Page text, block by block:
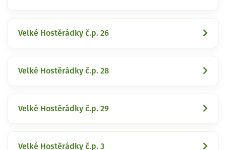
Velké Hostěrádky č.p. 26
Velké Hostěrádky č.p. 28
Velké Hostěrádky č.p. 29
Velké Hostěrádky č.p. 3